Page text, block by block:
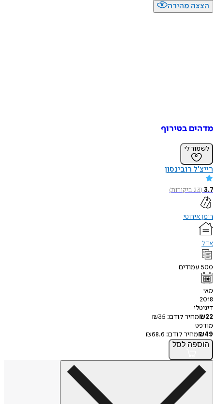
הצצה מהירה
מדהים בטירוף
לשמור לי
רייצ'ל רובינסון
3.7
(
23ביקורות)
רומן אירוטי
אדל
500 עמודים
מאי
2018
דיגיטלי
₪22 מחיר קודם: ₪35
מודפס
₪49 מחיר קודם: ₪68.6
הוספה לסל